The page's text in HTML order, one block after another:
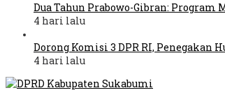
Dua Tahun Prabowo-Gibran: Program
4 hari lalu
Dorong Komisi 3 DPR RI, Penegakan
4 hari lalu